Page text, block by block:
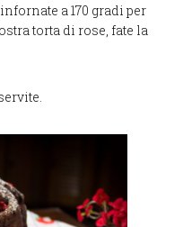
a 170 gradi per
torta di rose, fate la